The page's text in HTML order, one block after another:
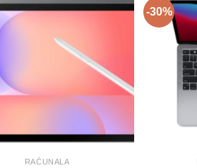
RAČUNALA
-30%